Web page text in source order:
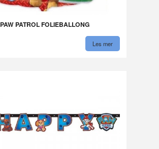
PAW PATROL FOLIEBALLONG
Les mer